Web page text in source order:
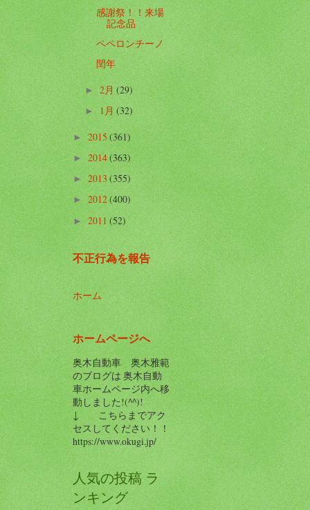
感謝祭！！来場
記念品
ペペロンチーノ
閏年
►2月(29)
► 1月(32)
►2015(361)
►2014(363)
►2013(355)
►2012(400)
►2011(52)
不正行為を報告
ホーム
ホームページへ
奥木自動車 奥木雅範
のブログは 奥木自動
車ホームページ内へ移
動しました!(^^)!
↓ こちらまでアク
セスしてください！！
https://www.okugi.jp/
人気の投稿 ラ
ンキング